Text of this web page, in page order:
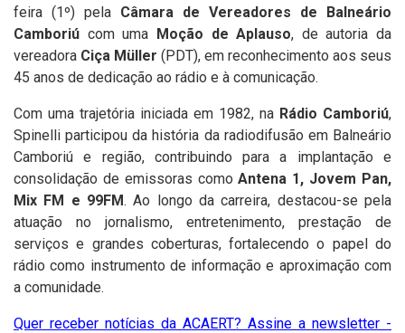
feira (1º) pela Câmara de Vereadores de Balneário
Camboriú com uma Moção de Aplauso, de autoria da
vereadora Ciça Müller (PDT), em reconhecimento aos seus
45 anos de dedicação ao rádio e à comunicação.
Com uma trajetória iniciada em 1982, na Rádio Camboriú,
Spinelli participou da história da radiodifusão em Balneário
Camboriú e região, contribuindo para a implantação e
consolidação de emissoras como Antena 1, Jovem Pan,
Mix FM e 99FM. Ao longo da carreira, destacou-se pela
atuação no jornalismo, entretenimento, prestação de
serviços e grandes coberturas, fortalecendo o papel do
rádio como instrumento de informação e aproximação com
a comunidade.
Quer receber notícias da ACAERT? Assine a newsletter -